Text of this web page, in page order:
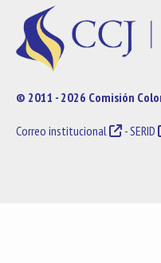
© 2011 - 2026 Comisión
Correo institucional -SERID